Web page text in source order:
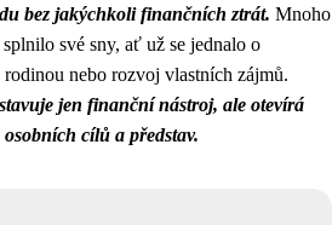
bez jakýchkoli finančních ztrát. Mnoho
své sny, ať už se jednalo o
rodinou nebo rozvoj vlastních zájmů.
jen finanční nástroj, ale otevírá
cílů a představ.